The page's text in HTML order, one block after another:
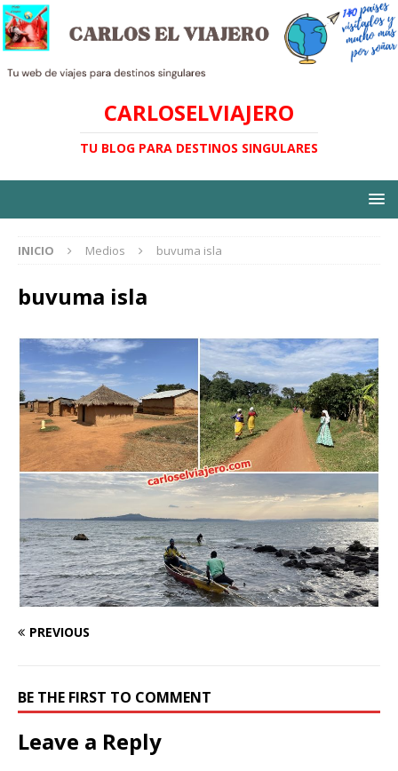
CARLOSELVIAJERO
TU BLOG PARA DESTINOS SINGULARES
INICIO Medios buvuma isla
buvuma isla
PREVIOUS
BE THE FIRST TO COMMENT
Leave a Reply